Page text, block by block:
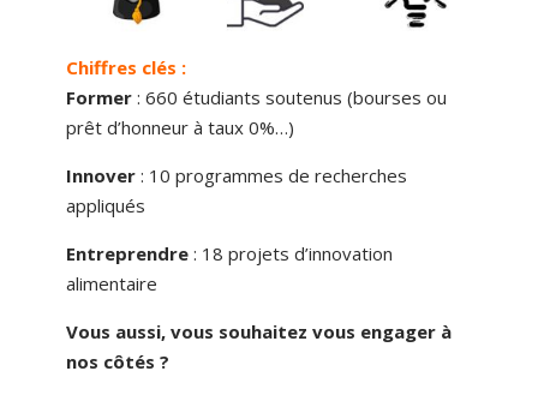
Chiffres clés :
Former: 660 étudiants soutenus (bourses ou
prêt d’honneur à taux 0%…)
Innover : 10 programmes de recherches
appliqués
Entreprendre: 18 projets d’innovation
alimentaire
Vous aussi, vous souhaitez vous engager à
nos côtés ?